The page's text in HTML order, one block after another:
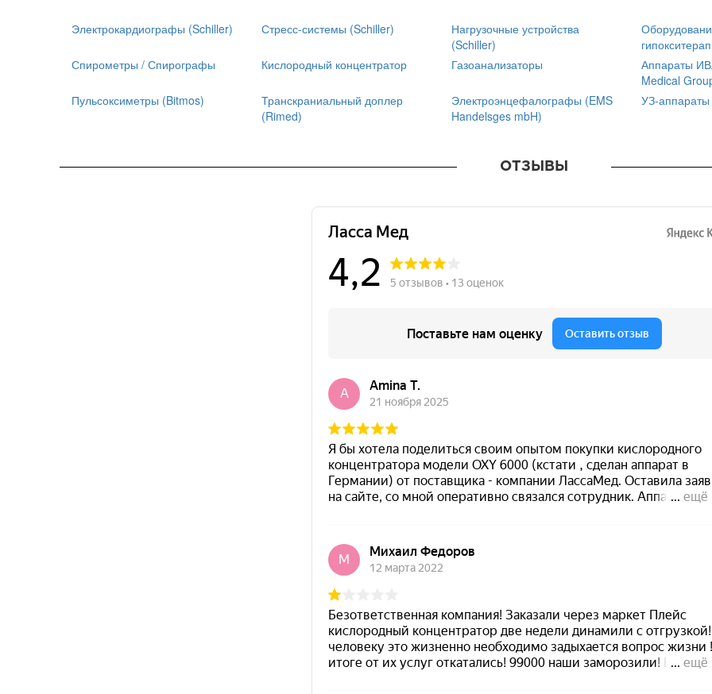
Электрокардиографы (Schiller) Стресс-системы (Schiller)
Нагрузочные устройства
(Schiller)
Спирометры / Спирографы
Кислородный концентратор Газоанализаторы
Аппараты
Medical
Пульсоксиметры (Bitmos)
Транскраниальный доплер
(Rimed)
Электроэнцефалографы (EMS
Handelsges mbH)
УЗ-аппараты
ОТЗЫВЫ